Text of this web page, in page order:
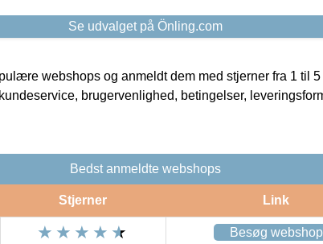
Se udvalget på Önling.com
webshops og anmeldt dem med stjerner fra 1 til
brugervenlighed, betingelser,
Bedst anmeldte webshops
Stjerner Link
Besøg webshop